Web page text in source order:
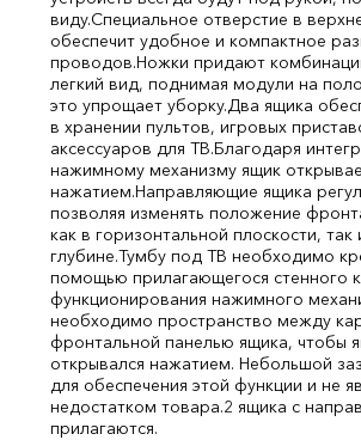
виду.Специальное отверстие в
обеспечит удобное и компактное
проводов.Ножки придают
легкий вид, поднимая модули на
это упрощает уборку.Два ящика
в хранении пультов, игровых
аксессуаров для ТВ.Благодаря
нажимному механизму ящик
нажатием.Направляющие ящика
позволяя изменять положение
как в горизонтальной плоскости, так
глубине.Тумбу под ТВ необходимо
помощью прилагающегося стенного
функционирования нажимного
необходимо пространство между
фронтальной панелью ящика, чтобы
открывался нажатием. Небольшой
для обеспечения этой функции и не
недостатком товара.2 ящика с
прилагаются.